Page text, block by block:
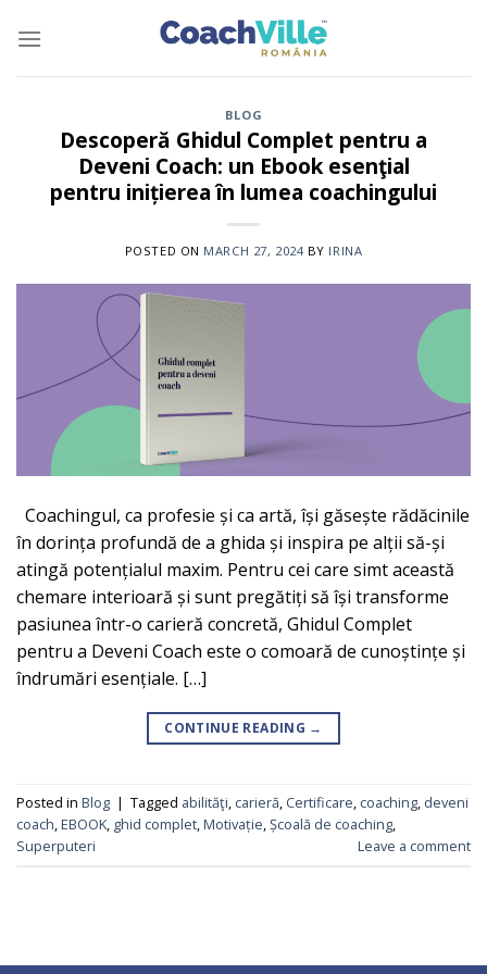
BLOG
Descoperă Ghidul Complet pentru a
Deveni Coach: un Ebook esenţial
pentru inițierea în lumea coachingului
POSTED ON MARCH 27, 2024BY IRINA
Coachingul, ca profesie și ca artă, își găsește rădăcinile
în dorința profundă de a ghida și inspira pe alții să-și
atingă potențialul maxim. Pentru cei care simt această
chemare interioară și sunt pregătiți să își transforme
pasiunea într-o carieră concretă, Ghidul Complet
pentru a Deveni Coach este o comoară de cunoștințe și
îndrumări esențiale. […]
CONTINUE READING →
Posted in Blog | Tagged abilităţi, carieră, Certificare, coaching, deveni
coach,EBOOK, ghid complet,Motivație,Școală de coaching,
Superputeri
Leave a comment